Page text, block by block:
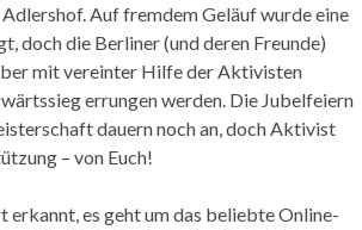
Auf fremdem Geläuf wurde eine
doch die Berliner (und deren Freunde)
mit vereinter Hilfe der Aktivisten
errungen werden. Die Jubelfeiern
dauern noch an, doch Aktivist
– von Euch!
erkannt, es geht um das beliebte Online-